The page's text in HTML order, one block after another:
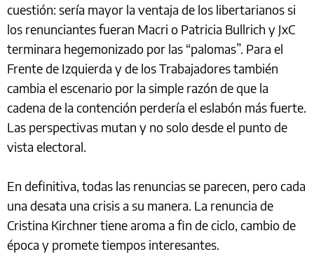
cuestión: sería mayor la ventaja de los libertarianos si
los renunciantes fueran Macri o Patricia Bullrich y JxC
terminara hegemonizado por las “palomas”. Para el
Frente de Izquierda y de los Trabajadores también
cambia el escenario por la simple razón de que la
cadena de la contención perdería el eslabón más fuerte.
Las perspectivas mutan y no solo desde el punto de
vista electoral.
En definitiva, todas las renuncias se parecen, pero cada
una desata una crisis a su manera. La renuncia de
Cristina Kirchner tiene aroma a fin de ciclo, cambio de
época y promete tiempos interesantes.